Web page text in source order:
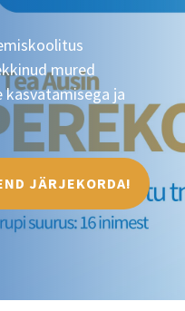
mured
kasvatamisega ja
JÄRJEKORDA!